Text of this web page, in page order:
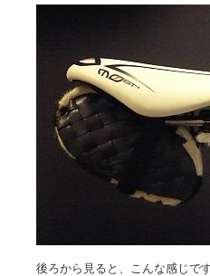
後ろから見ると、こんな感じで